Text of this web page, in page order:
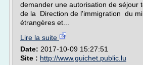
demander une autorisation de séjour
de la Direction de l'immigration du
étrangères et...
Lire la suite
Date: 2017-10-09 15:27:51
Site : http://www.guichet.public.lu